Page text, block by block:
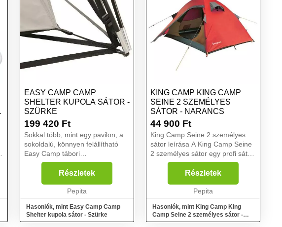
EASY CAMP CAMP
SHELTER KUPOLA SÁTOR -
SZÜRKE
199 420 Ft
Sokkal több, mint egy pavilon, a
sokoldalú, könnyen felállítható
Easy Camp tábori
menedékházzal sokféleképpen
élvezheti a szabadtéri életet
egész nyáron. A nyitott, védett
lakótérrel és az alvásra és ...
Részletek
Pepita
Hasonlók, mint Easy Camp Camp
Shelter kupola sátor - Szürke
KING CAMP KING CAMP
SEINE 2 SZEMÉLYES
SÁTOR - NARANCS
44 900 Ft
King Camp Seine 2 személyes
sátor leírása A King Camp Seine
2 személyes sátor egy profi sátor,
mely 2 fő részére lehet alkalmas
a nyári kempingezések során.
Két rétegű anyagból készült,
mely 5000 / 10...
Részletek
Pepita
Hasonlók, mint King Camp King
Camp Seine 2 személyes sátor -
narancs